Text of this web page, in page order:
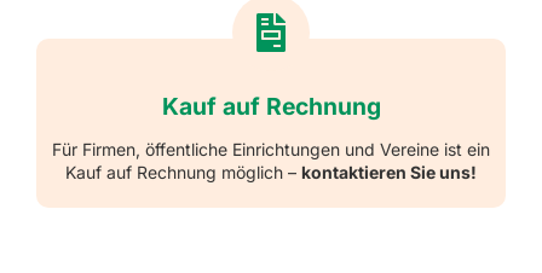
Kauf auf Rechnung
Für Firmen, öffentliche Einrichtungen und Vereine ist ein
Kauf auf Rechnung möglich – kontaktieren Sie uns!